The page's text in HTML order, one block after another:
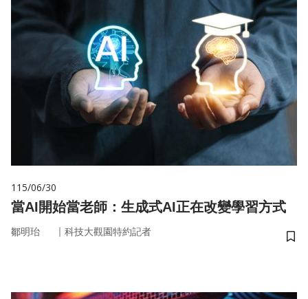
115/06/30
當AI開始當老師：生成式AI正在改變學習方式
鄒明珆 ｜ 科技大觀園特約記者
儲